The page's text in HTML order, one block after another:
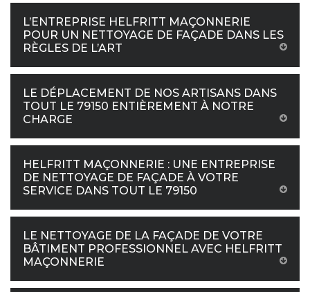
L’ENTREPRISE HELFRITT MAÇONNERIE
POUR UN NETTOYAGE DE FAÇADE DANS LES
RÈGLES DE L’ART
LE DÉPLACEMENT DE NOS ARTISANS DANS
TOUT LE 79150 ENTIÈREMENT À NOTRE
CHARGE
HELFRITT MAÇONNERIE : UNE ENTREPRISE
DE NETTOYAGE DE FAÇADE À VOTRE
SERVICE DANS TOUT LE 79150
LE NETTOYAGE DE LA FAÇADE DE VOTRE
BÂTIMENT PROFESSIONNEL AVEC HELFRITT
MAÇONNERIE